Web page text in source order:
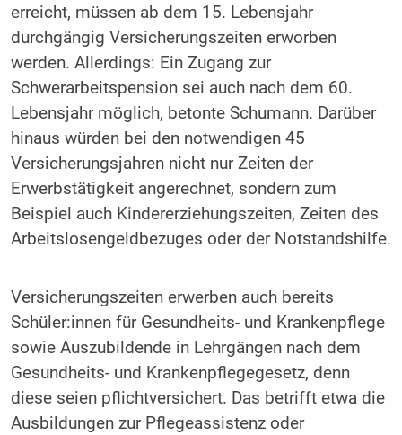
erreicht, müssen ab dem 15. Lebensjahr
durchgängig Versicherungszeiten erworben
werden. Allerdings: Ein Zugang zur
Schwerarbeitspension sei auch nach dem 60.
Lebensjahr möglich, betonte Schumann. Darüber
hinaus würden bei den notwendigen 45
Versicherungsjahren nicht nur Zeiten der
Erwerbstätigkeit angerechnet, sondern zum
Beispiel auch Kindererziehungszeiten, Zeiten des
Arbeitslosengeldbezuges oder der Notstandshilfe.
Versicherungszeiten erwerben auch bereits
Schüler:innen für Gesundheits- und Krankenpflege
sowie Auszubildende in Lehrgängen nach dem
Gesundheits- und Krankenpflegegesetz, denn
diese seien pflichtversichert. Das betrifft etwa die
Ausbildungen zur Pflegeassistenz oder